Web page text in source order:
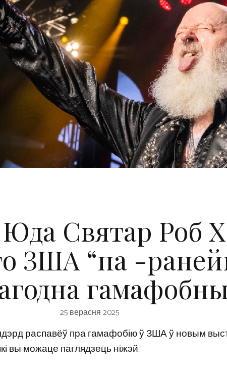
Святар Роб
ЗША “па -
25 верасня 2025
распавёў пра гамафобію ў ЗША ў новым
вы можаце паглядзець ніжэй.